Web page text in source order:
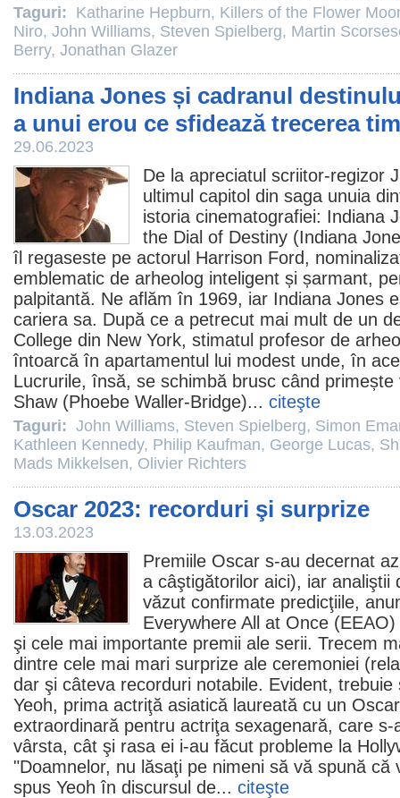
Taguri: Katharine Hepburn, Killers of the Flower
Niro, John Williams, Steven Spielberg, Martin
Berry, Jonathan Glazer
Indiana Jones și cadranul
a unui erou ce sfidează trecerea
29.06.2023
De la apreciatul scriitor-regizor
ultimul capitol din saga unuia
istoria cinematografiei: Indiana
the Dial of Destiny (Indiana
îl regaseste pe actorul Harrison Ford,
emblematic de arheolog inteligent și șarmant,
palpitantă. Ne aflăm în 1969, iar Indiana Jones
cariera sa. După ce a petrecut mai mult de un
College din New York, stimatul profesor de
întoarcă în apartamentul lui modest unde, în
Lucrurile, însă, se schimbă brusc când
Shaw (Phoebe Waller-Bridge)... citeşte
Taguri: John Williams, Steven Spielberg, Simon
Kathleen Kennedy, Philip Kaufman, George Lucas,
Mads Mikkelsen, Olivier Richters
Oscar 2023: recorduri şi surprize
13.03.2023
Premiile Oscar s-au decernat
a câştigătorilor aici), iar analiştii
văzut confirmate predicţiile,
Everywhere All at Once
şi cele mai importante premii ale serii. Trecem
dintre cele mai mari surprize ale ceremoniei
dar şi câteva recorduri notabile. Evident,
Yeoh, prima actriţă asiatică laureată cu un Oscar
extraordinară pentru actriţa sexagenară, care
vârsta, cât şi rasa ei i-au făcut probleme la
"Doamnelor, nu lăsaţi pe nimeni să vă spună că
spus Yeoh în discursul de... citeşte